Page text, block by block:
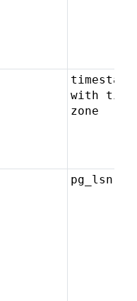
timestamp
with time
zone
pg_lsn